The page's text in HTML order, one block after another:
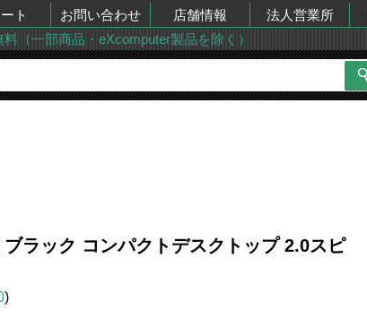
ト お問い合わせ 店舗情報 法人営業所
（一部商品・eXcomputer製品を除く）
ラック コンパクトデスクトップ 2.0スピ
)